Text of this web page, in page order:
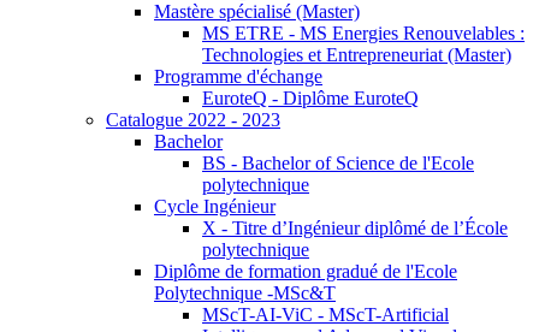
Mastère spécialisé (Master)
MS ETRE - MS Energies Renouvelables :
Technologies et Entrepreneuriat (Master)
Programme d'échange
EuroteQ - Diplôme EuroteQ
Catalogue 2022 - 2023
Bachelor
BS - Bachelor of Science de l'Ecole
polytechnique
Cycle Ingénieur
X - Titre d’Ingénieur diplômé de l’École
polytechnique
Diplôme de formation gradué de l'Ecole
Polytechnique -MSc&T
MScT-AI-ViC - MScT-Artificial